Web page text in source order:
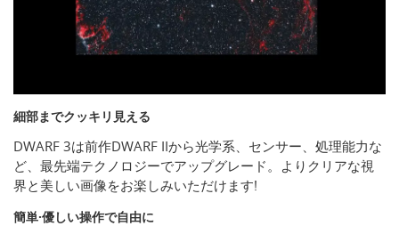
細部までクッキリ見える
DWARF 3は前作DWARF IIから光学系、センサー、処理能力な
ど、最先端テクノロジーでアップグレード。よりクリアな視
界と美しい画像をお楽しみいただけます!
簡単·優しい操作で自由に